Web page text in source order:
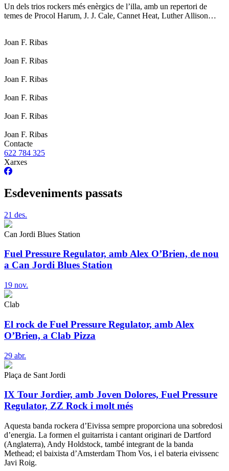
Un dels trios rockers més enèrgics de l’illa, amb un repertori de
temes de Procol Harum, J. J. Cale, Cannet Heat, Luther Allison…
Joan F. Ribas
Joan F. Ribas
Joan F. Ribas
Joan F. Ribas
Joan F. Ribas
Joan F. Ribas
Contacte
622 784 325
Xarxes
Esdeveniments passats
21 des.
Can Jordi Blues Station
Fuel Pressure Regulator, amb Alex O’Brien, de nou
a Can Jordi Blues Station
19 nov.
Clab
El rock de Fuel Pressure Regulator, amb Alex
O’Brien, a Clab Pizza
29 abr.
Plaça de Sant Jordi
IX Tour Jordier, amb Joven Dolores, Fuel Pressure
Regulator, ZZ Rock i molt més
Aquesta banda rockera d’Eivissa sempre proporciona una sobredosi
d’energia. La formen el guitarrista i cantant originari de Dartford
(Anglaterra), Andy Holdstock, també integrant de la banda
Methead; el baixista d’Amsterdam Thom Vos, i el bateria eivissenc
Javi Roig.